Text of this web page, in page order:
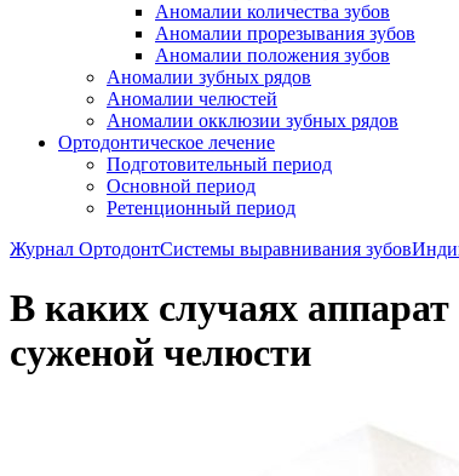
Аномалии количества зубов
Аномалии прорезывания зубов
Аномалии положения зубов
Аномалии зубных рядов
Аномалии челюстей
Аномалии окклюзии зубных рядов
Ортодонтическое лечение
Подготовительный период
Основной период
Ретенционный период
Журнал ОртодонтСистемы выравнивания зубов
В каких случаях
суженой челюсти